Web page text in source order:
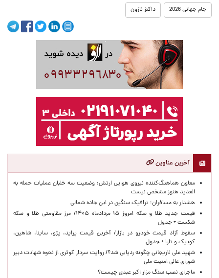
جام جهانی 2026 داکنز نازون
آخرین عناوین
معاون هماهنگ‌کننده نیروی هوایی ارتش: وضعیت سه خلبان عملیات حمله به
العدید هنوز مشخص نیست
هشدار به مسافران؛ ترافیک سنگین در این جاده شمالی
قیمت جدید طلا و سکه امروز ۱۵ مردادماه ۱۴۰۵/ مرز مقاومتی طلا و سکه
شکست + جدول
سقوط آزاد قیمت خودرو در بازار/ آخرین قیمت پراید، پژو، ساینا، شاهین،
کوییک و تارا + جدول
شهید علی لاریجانی چگونه ردیابی شد؟/ روایت سردار کوثری از نحوه شهادت دبیر
شورای عالی امنیت ملی
ماجرای نصب سنگ مزار اکبر عبدی چیست؟